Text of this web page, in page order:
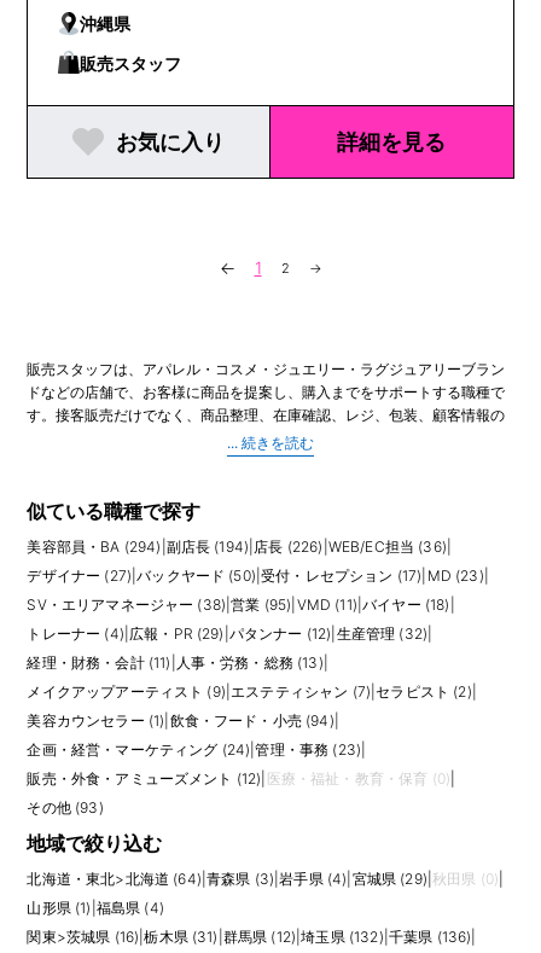
沖縄県
販売スタッフ
お気に入り 詳細を見る
← 1 2 →
販売スタッフは、アパレル・コスメ・ジュエリー・ラグジュアリーブラン
ドなどの店舗で、お客様に商品を提案し、購入までをサポートする職種で
す。接客販売だけでなく、商品整理、在庫確認、レジ、包装、顧客情報の
管理、ディスプレイ変更、SNSやイベント告知のサポートまで、店舗運営
に関わる幅広い業務を担当します。
方を踏まえたスタイリング提案が重要です。ブランドの世界観を理解した
す。単に商品を売るだけでなく、「またこの人に相談したい」と思っても
らえる関係づくりが成果につながります。
未経験から挑戦できる求人もありますが、接客経験、百貨店・商業施設で
の勤務経験、語学力、ラグジュアリー商材への理解があると選択肢は広が
ります。正社員、契約社員、アルバイト、派遣など雇用形態も幅広いた
め、給与、インセンティブ、シフト、休日、制服・社員割引制度、個人ノ
ルマの有無を確認して比較するとよいでしょう。
個人売上とチーム売上のどちらを重視するかも確認しておくと安心です。
同じ販売職でも、セレクトショップ、百貨店ラグジュアリー、アウトレッ
ト、コスメカウンター、ジュエリー店では接客スタイルが大きく変わりま
ことが、長く働くうえで大切です。
販売スタッフの経験は、店長、副店長、エリアマネージャー、VMD、トレ
ーナー、PR、MD、バイヤーなどへのキャリアにもつながります。ブラン
ドの最前線でお客様の反応を直接知る仕事だからこそ、ファッション・コ
地域で絞り込む
北海道・東北>北海道 (64) 青森県 (3) |岩手県 (4) 宮城県 (29) |秋田県 (0)
山形県 (1) 福島県 (4)
関東>茨城県 (16) |栃木県 (31) 群馬県 (12) |埼玉県 (132) 千葉県 (136)
似ている職種で探す
美容部員・BA (294) 副店長 (194) 店長 (226) WEB/EC担当 (36)
デザイナー (27) |バックヤード (50) |受付・レセプション (17) MD (23)
SV・エリアマネージャー (38) |営業 (95) VMD (11) |バイヤー (18)
トレーナー (4) 広報・PR (29) パタンナー (12) 生産管理 (32)
経理・財務・会計 (11) 人事・労務・総務 (13)
メイクアップアーティスト (9) |エステティシャン (7) |セラピスト (2)
美容カウンセラー (1) 飲食・フード・小売 (94)
企画・経営・マーケティング (24) |管理・事務 (23)
販売・外食・アミューズメント (12) 医療・福祉・教育・保育 (0)
その他 (93)